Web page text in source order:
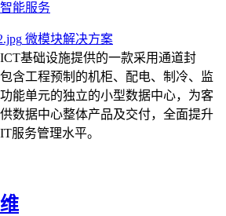
能服务
微模块解决方案
基础设施提供的一款采用通道封
含工程预制的机柜、配电、制冷、监
能单元的独立的小型数据中心，为客
数据中心整体产品及交付，全面提升
服务管理水平。